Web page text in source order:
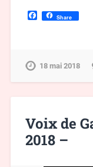
Facebook
Share
18 mai 2018
Voix de
2018 –